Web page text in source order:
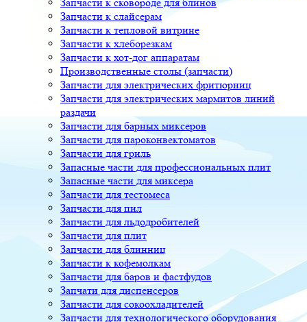
Запчасти к слайсерам
Запчасти к тепловой витрине
Запчасти к хлеборезкам
Запчасти к хот-дог аппаратам
Производственные столы (запчасти)
Запчасти для электрических фритюрниц
Запчасти для электрических мармитов линий
раздачи
Запчасти для барных миксеров
Запчасти для пароконвектоматов
Запчасти для гриль
Запасные части для профессиональных плит
Запасные части для миксера
Запчасти для тестомеса
Запчасти для пил
Запчасти для льдодробителей
Запчасти для плит
Запчасти для блинниц
Запчасти к кофемолкам
Запчасти для баров и фастфудов
Запчати для диспенсеров
Запчасти для сокоохладителей
Запчасти для технологического оборудования